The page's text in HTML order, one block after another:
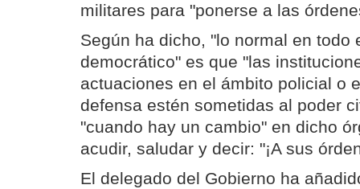
militares para "ponerse a las
Según ha dicho, "lo normal en todo
democrático" es que "las
actuaciones en el ámbito policial o
defensa estén sometidas al poder
"cuando hay un cambio" en dicho
acudir, saludar y decir: "¡A sus
El delegado del Gobierno ha